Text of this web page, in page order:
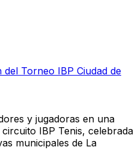
Torneo IBP Ciudad de
y jugadoras en una
IBP Tenis, celebrada
municipales de La